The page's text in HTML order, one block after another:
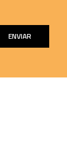
ENVIAR